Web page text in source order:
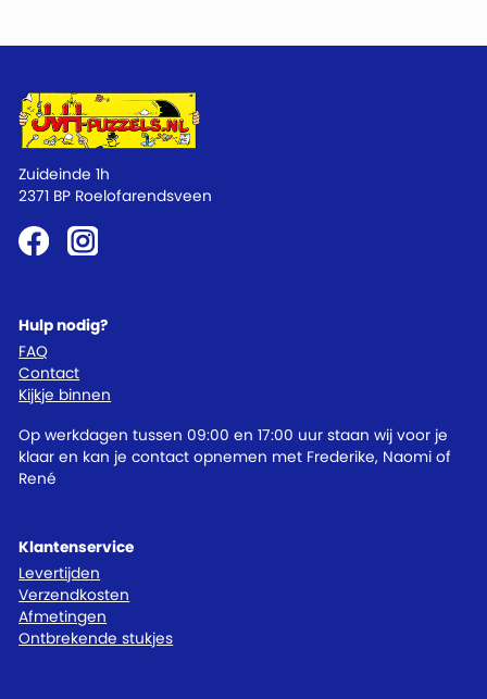
Klantenservice
Levertijden
Verzendkosten
Afmetingen
Ontbrekende stukjes
Hulp nodig?
FAQ
Contact
Kijkje binnen
Op werkdagen tussen 09:00 en 17:00 uur staan wij voor je
klaar en kan je contact opnemen met Frederike, Naomi of
René
Zuideinde 1h
2371 BP Roelofarendsveen